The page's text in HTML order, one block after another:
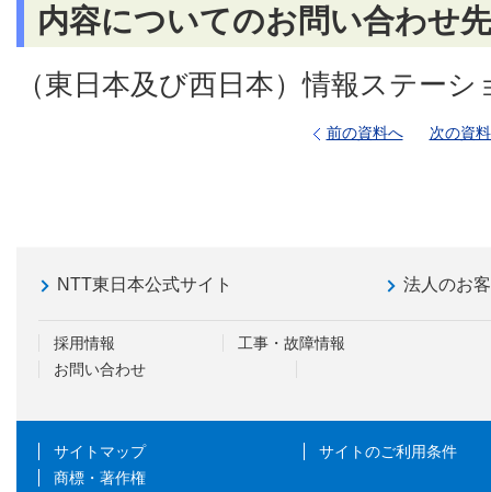
内容についてのお問い合わせ先
（東日本及び西日本）情報ステーシ
前の資料へ 次の資
NTT東日本公式サイト 法人のお
採用情報
工事・故障情報
お問い合わせ
サイトマップ
サイトのご利用条件
商標・著作権